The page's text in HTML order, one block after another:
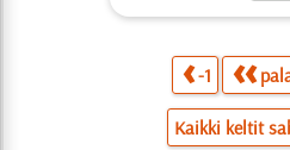
-1
Kaikki keltit